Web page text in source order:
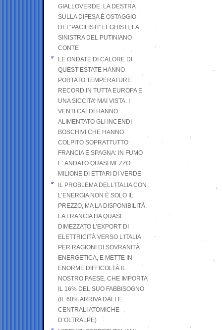
GIALLOVERDE: LA DESTRA
SULLA DIFESA È OSTAGGIO
DEI “PACIFISTI” LEGHISTI, LA
SINISTRA DEL PUTINIANO
CONTE
LE ONDATE DI CALORE DI
QUEST’ESTATE HANNO
PORTATO TEMPERATURE
RECORD IN TUTTA EUROPA E
UNA SICCITA’ MAI VISTA. I
VENTI CALDI HANNO
ALIMENTATO GLI INCENDI
BOSCHIVI CHE HANNO
COLPITO SOPRATTUTTO
FRANCIA E SPAGNA: IN FUMO
E’ ANDATO QUASI MEZZO
MILIONE DI ETTARI DI VERDE
IL PROBLEMA DELL’ITALIA CON
L’ENERGIA NON È SOLO IL
PREZZO, MA LA DISPONIBILITÀ.
LA FRANCIA HA QUASI
DIMEZZATO L’EXPORT DI
ELETTRICITÀ VERSO L’ITALIA
PER RAGIONI DI SOVRANITÀ
ENERGETICA, E METTE IN
ENORME DIFFICOLTÀ IL
NOSTRO PAESE, CHE IMPORTA
IL 16% DEL SUO FABBISOGNO
(IL 60% ARRIVA DALLE
CENTRALI ATOMICHE
D’OLTRALPE)